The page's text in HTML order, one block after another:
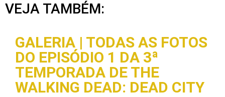
VEJA TAMBÉM:
GALERIA | TODAS AS FOTOS
DO EPISÓDIO 1 DA 3ª
TEMPORADA DE THE
WALKING DEAD: DEAD CITY